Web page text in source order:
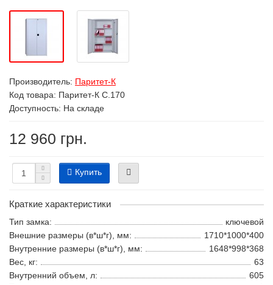
Производитель: Паритет-К
Код товара: Паритет-К C.170
Доступность: На складе
12 960 грн.
Купить
Краткие характеристики
Тип замка:
ключевой
Внешние размеры (в*ш*г), мм:
1710*1000*400
Внутренние размеры (в*ш*г), мм:
1648*998*368
Вес, кг:
63
Внутренний объем, л:
605